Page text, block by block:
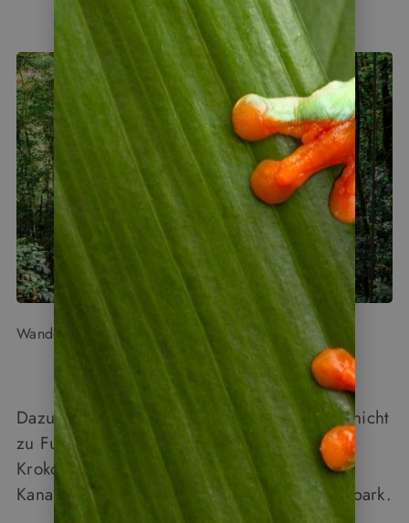
Wandern über Hängebrücke in Monteverde
Dazu kommen Ausflüge, bei denen Sie gar nicht
zu Fuß unterwegs sind, zum Beispiel die
Krokodil-Bootstour am Tárcoles Fluss, die
Kanalfahrten durch den Tortuguero Nationalpark.